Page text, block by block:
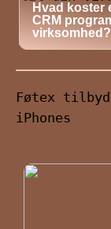
Hvad koster
CRM
virksomhed?
Føtex
iPhones